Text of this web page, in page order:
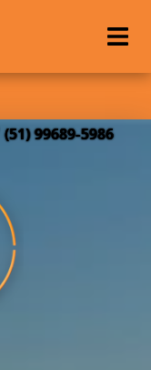
(51) 99689-5986